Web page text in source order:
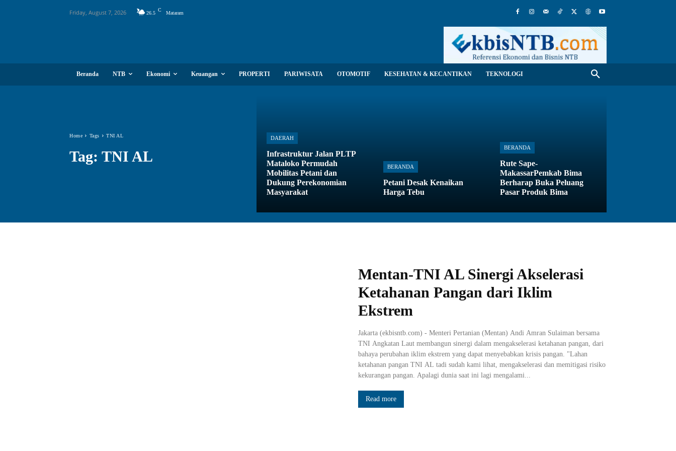
Friday, August 7, 2026 26.5
C
Mataram
Beranda NTB Ekonomi Keuangan PROPERTI PARIWISATA OTOMOTIF KESEHATAN & KECANTIKAN TEKNOLOGI
Home Tags TNI AL
Tag: TNI AL
DAERAH
Infrastruktur Jalan PLTP
Mataloko Permudah
Mobilitas Petani dan
Dukung Perekonomian
Masyarakat
BERANDA
Petani Desak Kenaikan
Harga Tebu
BERANDA
Rute Sape-
MakassarPemkab Bima
Berharap Buka Peluang
Pasar Produk Bima
Mentan-TNI AL Sinergi Akselerasi
Ketahanan Pangan dari Iklim
Ekstrem
Jakarta (ekbisntb.com) - Menteri Pertanian (Mentan) Andi Amran Sulaiman bersama
TNI Angkatan Laut membangun sinergi dalam mengakselerasi ketahanan pangan, dari
bahaya perubahan iklim ekstrem yang dapat menyebabkan krisis pangan. "Lahan
ketahanan pangan TNI AL tadi sudah kami lihat, mengakselerasi dan memitigasi risiko
kekurangan pangan. Apalagi dunia saat ini lagi mengalami...
Read more